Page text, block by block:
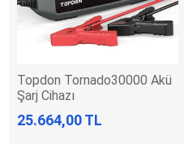
Topdon Tornado30000 Akü
Şarj Cihazı
25.664,00 TL